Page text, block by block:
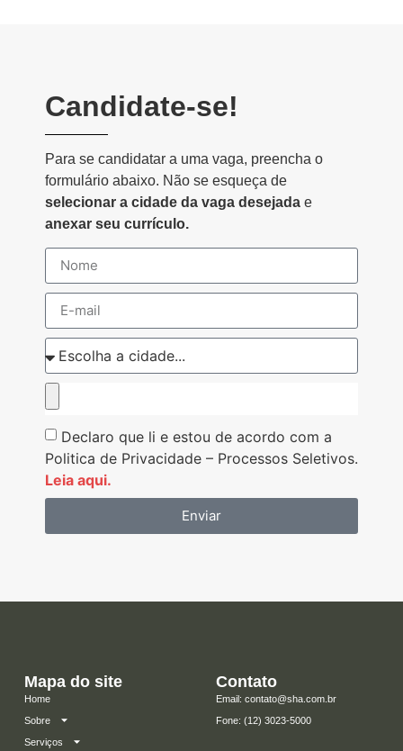
Candidate-se!
Para se candidatar a uma vaga, preencha o
formulário abaixo. Não se esqueça de
selecionar a cidade da vaga desejada e
anexar seu currículo.
Declaro que li e estou de acordo com a
Politica de Privacidade – Processos Seletivos.
Leia aqui.
Enviar
Mapa do site
Home
Sobre
Serviços
Contato
Email: contato@sha.com.br
​Fone: (12) 3023-5000